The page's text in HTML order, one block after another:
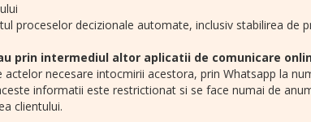
proceselor decizionale automate, inclusiv stabilirea de
prin intermediul altor aplicatii de comunicare
necesare intocmirii acestora, prin Whatsapp la
informatii este restrictionat si se face numai de
clientului.